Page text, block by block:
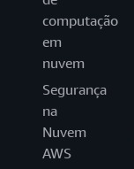
computação
em
nuvem
Segurança
na
Nuvem
AWS